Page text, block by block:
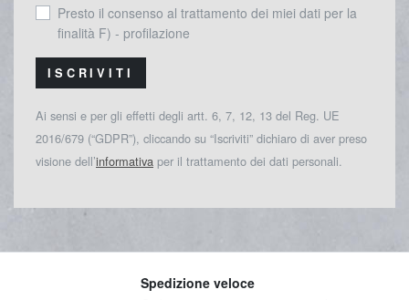
Presto il consenso al trattamento dei miei dati per la
finalità F) - profilazione
ISCRIVITI
Ai sensi e per gli effetti degli artt. 6, 7, 12, 13 del Reg. UE
2016/679 (“GDPR”), cliccando su “Iscriviti” dichiaro di aver preso
visione dell’informativa per il trattamento dei dati personali.
Spedizione veloce